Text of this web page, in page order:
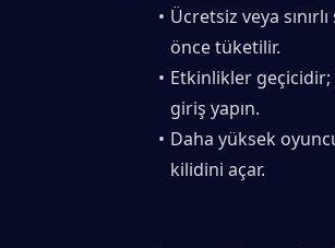
Ücretsiz veya
önce tüketilir.
Etkinlikler geçicidir;
giriş yapın.
Daha yüksek
kilidini açar.